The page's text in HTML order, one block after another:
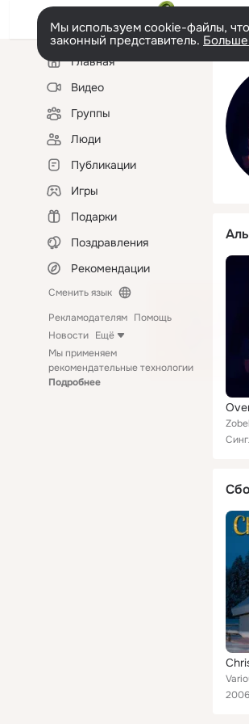
Мы используем cookie-файлы,
законный представитель.
Левая
колонкаГлавная
Видео
Группы
Люди
Публикации
Игры
Подарки
Поздравления
Рекомендации
Сменить язык
Рекламодателям Помощь
Новости Ещё
Мы применяем
рекомендательные технологии
Подробнее
Zobel
2006